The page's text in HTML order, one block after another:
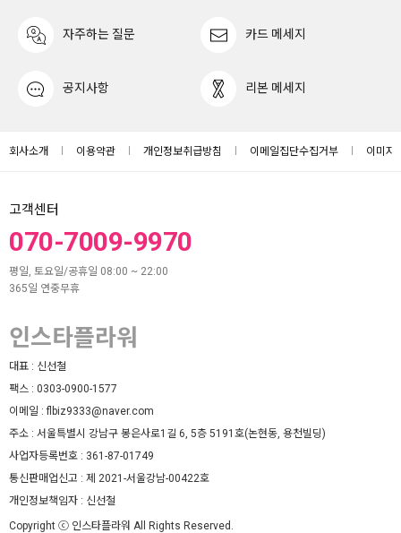
자주하는 질문
공지사항
카드 메세지
리본 메세지
회사소개 이용약관 개인정보취급방침 이메일집단수집거부 이미지
고객센터
070-7009-9970
평일, 토요일/공휴일 08:00 ~ 22:00
365일 연중무휴
인스타플라워
대표 : 신선철
팩스 : 0303-0900-1577
이메일 :flbiz9333@naver.com
주소 : 서울특별시 강남구 봉은사로1길 6, 5층 5191호(논현동, 용천빌딩)
사업자등록번호 : 361-87-01749
통신판매업신고 : 제 2021-서울강남-00422호
개인정보책임자 : 신선철
Copyright ⓒ 인스타플라워 All Rights Reserved.